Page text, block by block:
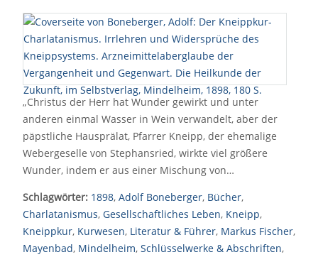
„Christus der Herr hat Wunder gewirkt und unter
anderen einmal Wasser in Wein verwandelt, aber der
päpstliche Hausprälat, Pfarrer Kneipp, der ehemalige
Webergeselle von Stephansried, wirkte viel größere
Wunder, indem er aus einer Mischung von…
Schlagwörter: 1898, Adolf Boneberger, Bücher,
Charlatanismus, Gesellschaftliches Leben, Kneipp,
Kneippkur, Kurwesen, Literatur & Führer, Markus Fischer,
Mayenbad, Mindelheim, Schlüsselwerke & Abschriften,